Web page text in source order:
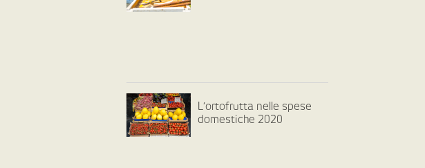
L’ortofrutta nelle spese
domestiche 2020